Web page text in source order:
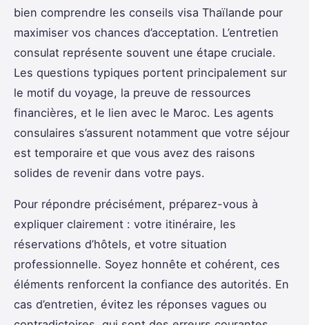
bien comprendre les conseils visa Thaïlande pour
maximiser vos chances d’acceptation. L’entretien
consulat représente souvent une étape cruciale.
Les questions typiques portent principalement sur
le motif du voyage, la preuve de ressources
financières, et le lien avec le Maroc. Les agents
consulaires s’assurent notamment que votre séjour
est temporaire et que vous avez des raisons
solides de revenir dans votre pays.
Pour répondre précisément, préparez-vous à
expliquer clairement : votre itinéraire, les
réservations d’hôtels, et votre situation
professionnelle. Soyez honnête et cohérent, ces
éléments renforcent la confiance des autorités. En
cas d’entretien, évitez les réponses vagues ou